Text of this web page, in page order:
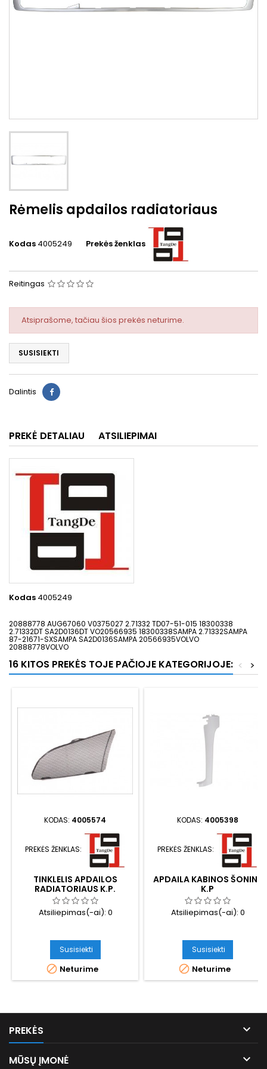
Rėmelis apdailos radiatoriaus
Kodas 4005249 Prekės ženklas
Reitingas
Atsiprašome, tačiau šios prekės neturime.
SUSISIEKTI
Dalintis
PREKĖ DETALIAU ATSILIEPIMAI
Kodas 4005249
20888778 AUG67060 V0375027 2.71332 TD07-51-015 18300338
2.71332DT SA2D0136DT VO20566935 18300338SAMPA 2.71332SAMPA
87-21671-SXSAMPA SA2D0136SAMPA 20566935VOLVO
20888778VOLVO
16 KITOS PREKĖS TOJE PAČIOJE KATEGORIJOJE: >
<
KODAS: 4005574
PREKĖS ŽENKLAS:
TINKLELIS APDAILOS
RADIATORIAUS K.P.
Atsiliepimas(-ai): 0
Susisiekti
 Neturime
KODAS: 4005398
PREKĖS ŽENKLAS:
APDAILA KABINOS ŠONINĖ
K.P
Atsiliepimas(-ai): 0
Susisiekti
 Neturime
PREKĖS 
MŪSŲ ĮMONĖ 